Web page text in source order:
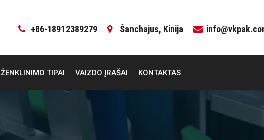
+86-18912389279 Šanchajus, Kinija
ŽENKLINIMO TIPAI VAIZDO ĮRAŠAI KONTAKTAS